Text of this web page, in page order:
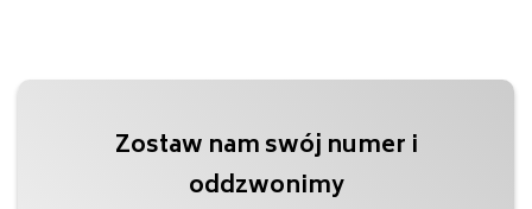
Zostaw nam swój numer i
oddzwonimy